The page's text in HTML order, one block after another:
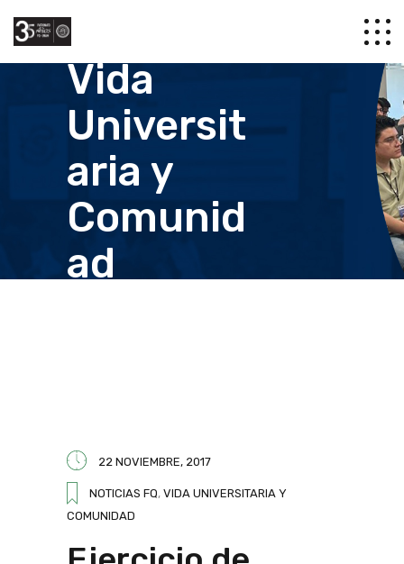
Vida
Universit
aria y
Comunid
ad
22 NOVIEMBRE, 2017
NOTICIAS FQ, VIDA UNIVERSITARIA Y
COMUNIDAD